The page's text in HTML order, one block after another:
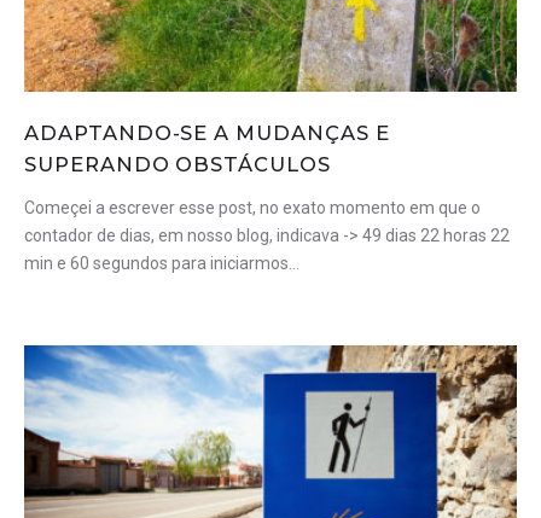
ADAPTANDO-SE A MUDANÇAS E
SUPERANDO OBSTÁCULOS
Começei a escrever esse post, no exato momento em que o
contador de dias, em nosso blog, indicava -> 49 dias 22 horas 22
min e 60 segundos para iniciarmos…